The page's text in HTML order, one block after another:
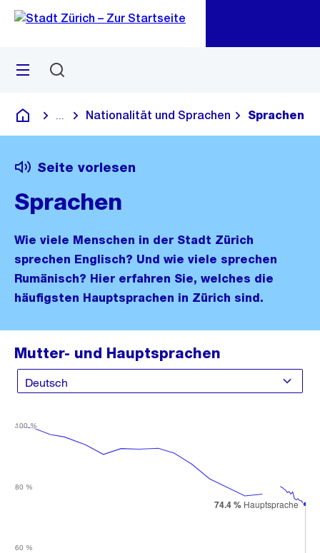
Navigation
Sprunglink
Menü
Deutsch
Blende alle Breadcrumbs ein
Nationalität und Sprachen Sprachen
Seite vorlesen
Sprachen
Wie viele Menschen in der Stadt Zürich
sprechen Englisch? Und wie viele sprechen
Rumänisch? Hier erfahren Sie, welches die
häufigsten Hauptsprachen in Zürich sind.
Mutter- und Hauptsprachen
60 %
60 %
80 %
80 %
100 %
100 %
74.4 % Hauptsprache
74.4 % Hauptsprache